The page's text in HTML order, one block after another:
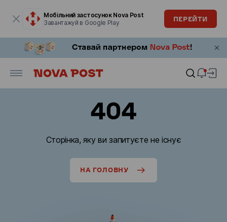
Мобільний застосунок Nova Post
Завантажуй в Google Play
ПЕРЕЙТИ
404
Сторінка, яку ви запитуєте не існує
НА ГОЛОВНУ